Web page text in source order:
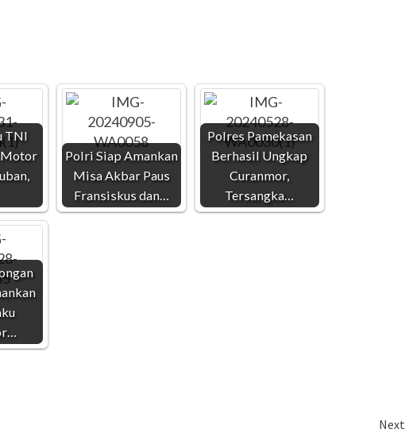
TNI
Motor
Polri Siap Amankan
Misa Akbar Paus
Fransiskus dan…
Polres Pamekasan
Berhasil Ungkap
Curanmor,
Tersangka…
Next